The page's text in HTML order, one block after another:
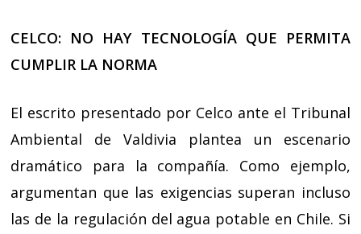
CELCO: NO HAY TECNOLOGÍA QUE PERMITA
CUMPLIR LA NORMA
El escrito presentado por Celco ante el Tribunal
Ambiental de Valdivia plantea un escenario
dramático para la compañía. Como ejemplo,
argumentan que las exigencias superan incluso
las de la regulación del agua potable en Chile. Si